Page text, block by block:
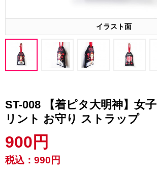
イラスト面
ST-008 【着ピタ大明神】女
リント お守り ストラップ
900円
税込： 990円